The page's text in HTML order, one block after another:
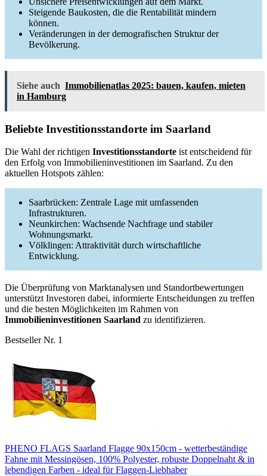
Steigende Baukosten, die die Rentabilität mindern
können.
Veränderungen in der demografischen Struktur der
Bevölkerung.
Siehe auch Immobilienatlas 2025: bauen, kaufen, mieten
in Hamburg
Beliebte Investitionsstandorte im Saarland
Die Wahl der richtigen Investitionsstandorte ist entscheidend für
den Erfolg von Immobilieninvestitionen im Saarland. Zu den
aktuellen Hotspots zählen:
Saarbrücken: Zentrale Lage mit umfassenden
Infrastrukturen.
Neunkirchen: Wachsende Nachfrage und stabiler
Wohnungsmarkt.
Völklingen: Attraktivität durch wirtschaftliche
Entwicklung.
Die Überprüfung von Marktanalysen und Standortbewertungen
unterstützt Investoren dabei, informierte Entscheidungen zu treffen
und die besten Möglichkeiten im Rahmen von
Immobilieninvestitionen Saarland zu identifizieren.
Bestseller Nr. 1
PHENO FLAGS Saarland Flagge 90x150cm - wetterbeständige
Fahne mit Messingösen, 100% Polyester, robuste Doppelnaht & in
lebendigen Farben - ideal für Flaggen-Liebhaber